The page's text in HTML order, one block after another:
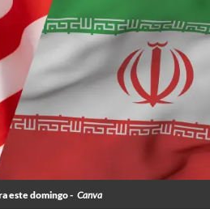
este domingo - Canva